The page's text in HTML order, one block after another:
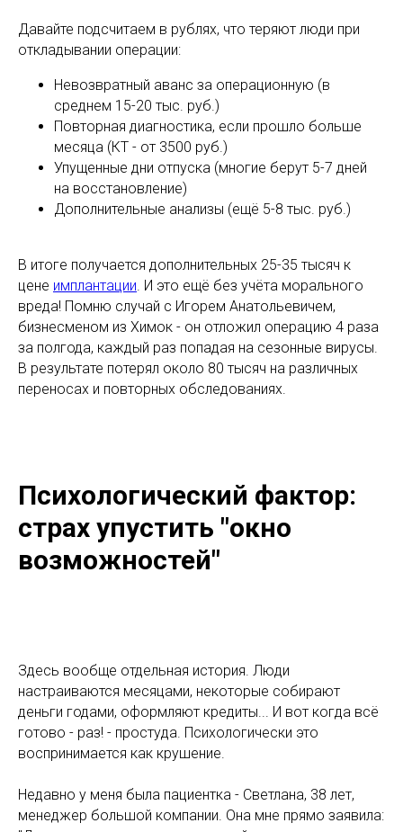
Давайте подсчитаем в рублях, что теряют люди при
откладывании операции:
Невозвратный аванс за операционную (в
среднем 15-20 тыс. руб.)
Повторная диагностика, если прошло больше
месяца (КТ - от 3500 руб.)
Упущенные дни отпуска (многие берут 5-7 дней
на восстановление)
Дополнительные анализы (ещё 5-8 тыс. руб.)
В итоге получается дополнительных 25-35 тысяч к
цене имплантации. И это ещё без учёта морального
вреда! Помню случай с Игорем Анатольевичем,
бизнесменом из Химок - он отложил операцию 4 раза
за полгода, каждый раз попадая на сезонные вирусы.
В результате потерял около 80 тысяч на различных
переносах и повторных обследованиях.
Психологический фактор:
страх упустить "окно
возможностей"
Здесь вообще отдельная история. Люди
настраиваются месяцами, некоторые собирают
деньги годами, оформляют кредиты... И вот когда всё
готово - раз! - простуда. Психологически это
воспринимается как крушение.
Недавно у меня была пациентка - Светлана, 38 лет,
менеджер большой компании. Она мне прямо заявила: